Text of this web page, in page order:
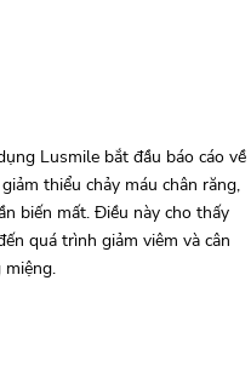
Lusmile bắt đầu báo cáo về
thiểu chảy máu chân răng,
biến mất. Điều này cho thấy
quá trình giảm viêm và cân
miệng.